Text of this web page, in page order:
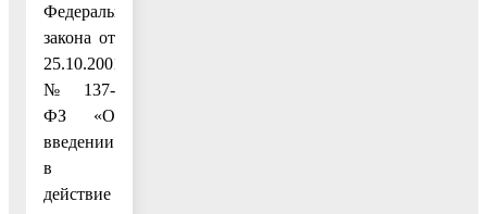
Федерального
закона от
25.10.2001
№ 137-
ФЗ «О
введении
в
действие